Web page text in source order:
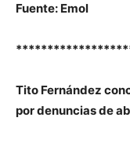
Fuente: Emol
Tito Fernández
por denuncias de